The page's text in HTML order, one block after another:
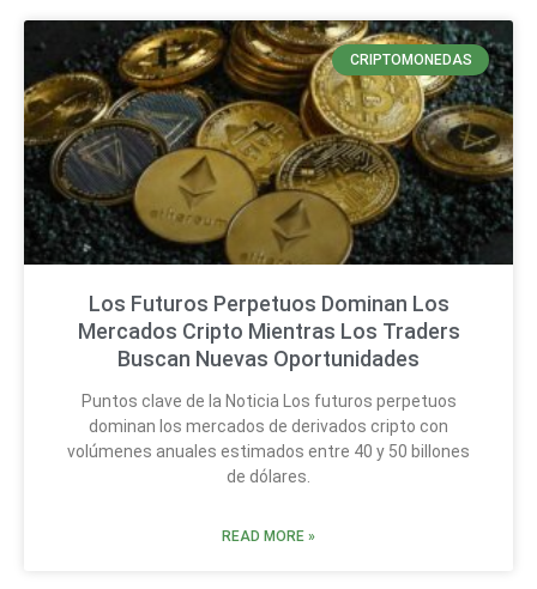
CRIPTOMONEDAS
Los Futuros Perpetuos Dominan Los
Mercados Cripto Mientras Los Traders
Buscan Nuevas Oportunidades
Puntos clave de la Noticia Los futuros perpetuos
dominan los mercados de derivados cripto con
volúmenes anuales estimados entre 40 y 50 billones
de dólares.
READ MORE »